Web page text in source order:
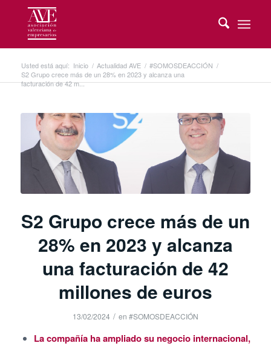
Usted está aquí: Inicio / Actualidad AVE / #SOMOSDEACCIÓN /
S2 Grupo crece más de un 28% en 2023 y alcanza una
facturación de 42 m...
S2 Grupo crece más de un
28% en 2023 y alcanza
una facturación de 42
millones de euros
13/02/2024 / en #SOMOSDEACCIÓN
La compañía ha ampliado su negocio internacional,